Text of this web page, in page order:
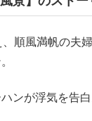
順風満帆の夫
ンが浮気を告白